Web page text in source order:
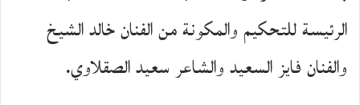
الرئيسة للتحكيم والمكونة من الفنان خالد الشيخ
والفنان فايز السعيد والشاعر سعيد الصقلاوي.